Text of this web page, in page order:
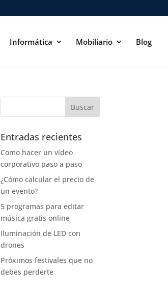
Informática Mobiliario Blog
Entradas recientes
Como hacer un vídeo
corporativo paso a paso
¿Cómo calcular el precio de
un evento?
5 programas para editar
música gratis online
Iluminación de LED con
drones
Próximos festivales que no
debes perderte